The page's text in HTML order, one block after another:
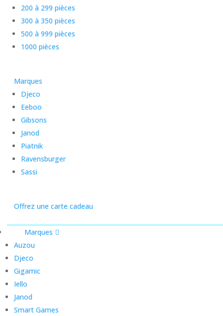
200 à 299 pièces
300 à 350 pièces
500 à 999 pièces
1000 pièces
Marques
Djeco
Eeboo
Gibsons
Janod
Piatnik
Ravensburger
Sassi
Offrez une carte cadeau
Marques
Auzou
Djeco
Gigamic
Iello
Janod
Smart Games